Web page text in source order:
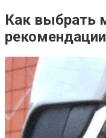
Как выбрать